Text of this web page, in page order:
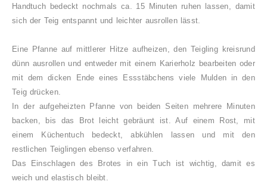
Handtuch bedeckt nochmals ca. 15 Minuten ruhen lassen, damit
sich der Teig entspannt und leichter ausrollen lässt.
Eine Pfanne auf mittlerer Hitze aufheizen, den Teigling kreisrund
dünn ausrollen und entweder mit einem Karierholz bearbeiten oder
mit dem dicken Ende eines Essstäbchens viele Mulden in den
Teig drücken.
In der aufgeheizten Pfanne von beiden Seiten mehrere Minuten
backen, bis das Brot leicht gebräunt ist. Auf einem Rost, mit
einem Küchentuch bedeckt, abkühlen lassen und mit den
restlichen Teiglingen ebenso verfahren.
Das Einschlagen des Brotes in ein Tuch ist wichtig, damit es
weich und elastisch bleibt.